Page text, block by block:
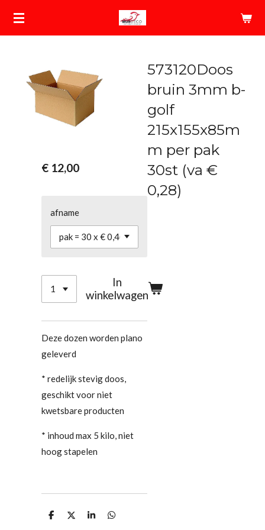
Ga
hoofdinhoud
573120Doos
bruin 3mm b-
golf
215x155x85m
m per pak
30st (va €
0,28)
€ 12,00
afname
In
winkelwagen
Deze dozen worden plano
geleverd
* redelijk stevig doos,
geschikt voor niet
kwetsbare producten
* inhoud max 5 kilo, niet
hoog stapelen
D
D
S
D